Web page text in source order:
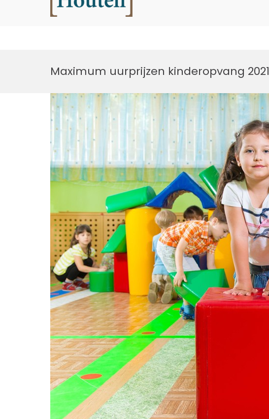
Maximum uurprijzen kinderopvang 2021